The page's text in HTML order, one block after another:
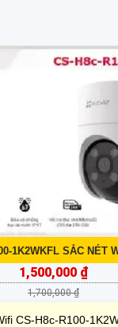
1K2WKFL SẮC NÉT
1,500,000 ₫
1,700,000 ₫
CS-H8c-R100-